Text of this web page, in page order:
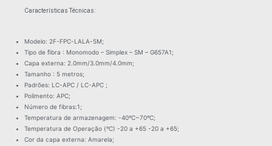
Características Técnicas:
Modelo: 2F-FPC-LALA-5M;
Tipo de ﬁbra : Monomodo – Simplex – SM – G657A1;
Capa externa: 2.0mm/3.0mm/4.0mm;
Tamanho : 5 metros;
Padrões: LC-APC / LC-APC ;
Polimento: APC;
Número de fibras:1;
Temperatura de armazenagem: -40ºC~70ºC;
Temperatura de Operação (ºC) -20 a +65 -20 a +65;
Cor da capa externa: Amarela;